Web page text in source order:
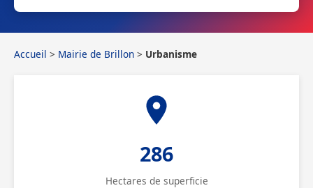
Accueil > Mairie de Brillon > Urbanisme
286
Hectares de superficie